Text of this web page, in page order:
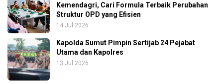
Kemendagri, Cari Formula Terbaik Perubahan
Struktur OPD yang Efisien
14 Jul 2026
Kapolda Sumut Pimpin Sertijab 24 Pejabat
Utama dan Kapolres
13 Jul 2026